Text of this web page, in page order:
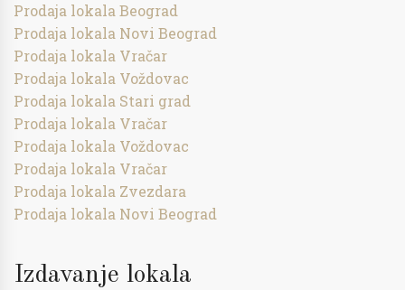
Prodaja lokala Beograd
Prodaja lokala Novi Beograd
Prodaja lokala Vračar
Prodaja lokala Voždovac
Prodaja lokala Stari grad
Prodaja lokala Vračar
Prodaja lokala Voždovac
Prodaja lokala Vračar
Prodaja lokala Zvezdara
Prodaja lokala Novi Beograd
Izdavanje lokala